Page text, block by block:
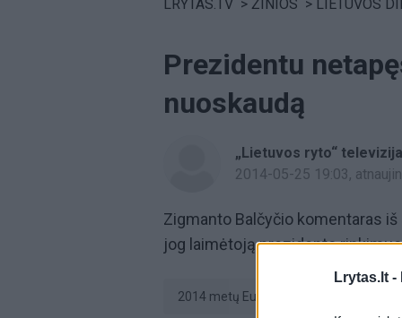
Lrytas.lt -
LRYTAS.TV > ŽINIOS > LIETUVOS
Prezidentu
nuoskaudą
„Lietuvos ryto“ televizija
2014-05-25 19:03,
Zigmanto Balčyčio komentaras
jog laimėtoją prezidento
2014 metų Europos Parlamento (EP)